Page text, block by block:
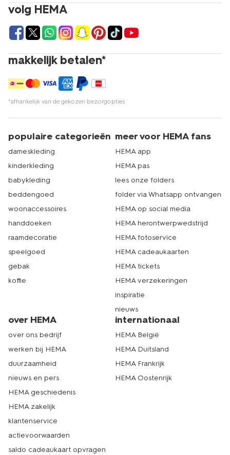
volg HEMA
makkelijk betalen*
*afhankelijk van de gekozen bezorgopties
populaire categorieën
dameskleding
kinderkleding
babykleding
beddengoed
woonaccessoires
handdoeken
raamdecoratie
speelgoed
gebak
koffie
meer voor HEMA fans
HEMA app
HEMA pas
lees onze folders
folder via Whatsapp ontvangen
HEMA op social media
HEMA herontwerpwedstrijd
HEMA fotoservice
HEMA cadeaukaarten
HEMA tickets
HEMA verzekeringen
inspiratie
nieuws
over HEMA
over ons bedrijf
werken bij HEMA
duurzaamheid
nieuws en pers
HEMA geschiedenis
HEMA zakelijk
klantenservice
actievoorwaarden
saldo cadeaukaart opvragen
internationaal
HEMA België
HEMA Duitsland
HEMA Frankrijk
HEMA Oostenrijk